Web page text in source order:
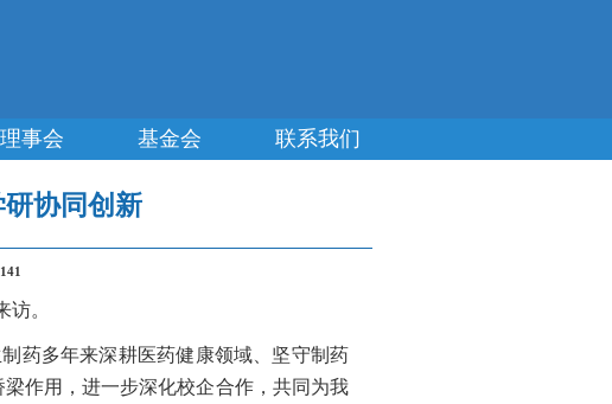
事会 基金会 联系我们
协同创新
141
。
药多年来深耕医药健康领域、坚守制药
作用，进一步深化校企合作，共同为我